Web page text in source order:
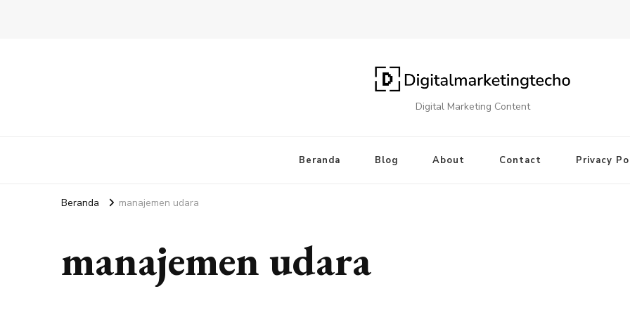
Digital Marketing Content
Beranda Blog About Contact Privacy
Beranda manajemen udara
manajemen udara